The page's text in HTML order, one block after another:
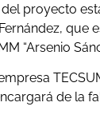
proyecto
que
“Arsenio
de la